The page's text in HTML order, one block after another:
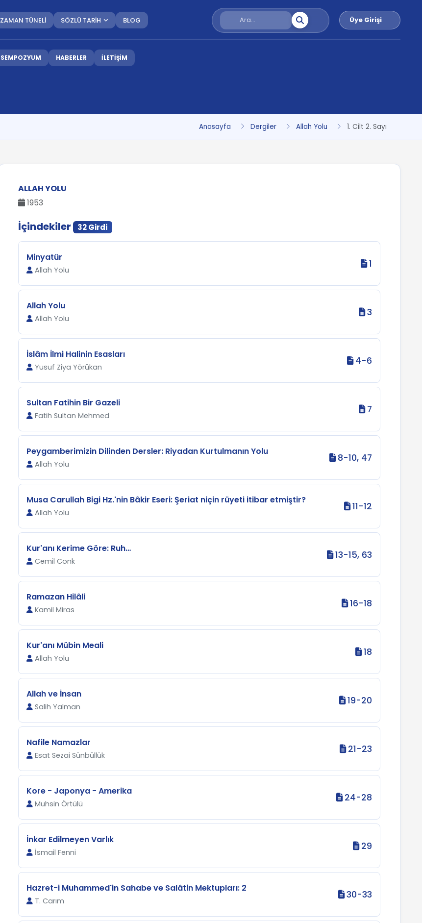
ZAMAN TÜNELİ SÖZLÜ TARİH BLOG Üye Girişi
SEMPOZYUM HABERLER İLETİŞİM
Anasayfa Dergiler Allah Yolu 1. Cilt 2. Sayı
ALLAH YOLU
1953
İçindekiler 32 Girdi
Minyatür
Allah Yolu
1
Allah Yolu
Allah Yolu
3
İslâm İlmi Halinin Esasları
Yusuf Ziya Yörükan
4-6
Sultan Fatihin Bir Gazeli
Fatih Sultan Mehmed
7
Peygamberimizin Dilinden Dersler: Riyadan Kurtulmanın Yolu
Allah Yolu
8-10, 47
Musa Carullah Bigi Hz.'nin Bâkir Eseri: Şeriat niçin rüyeti itibar etmiştir?
Allah Yolu
11-12
Kur'anı Kerime Göre: Ruh…
Cemil Conk
13-15, 63
Ramazan Hilâli
Kamil Miras
16-18
Kur'anı Mübin Meali
Allah Yolu
18
Allah ve İnsan
Salih Yalman
19-20
Nafile Namazlar
Esat Sezai Sünbüllük
21-23
Kore - Japonya - Amerika
Muhsin Örtülü
24-28
İnkar Edilmeyen Varlık
İsmail Fenni
29
Hazret-i Muhammed'in Sahabe ve Salâtin Mektupları: 2
T. Carım
30-33